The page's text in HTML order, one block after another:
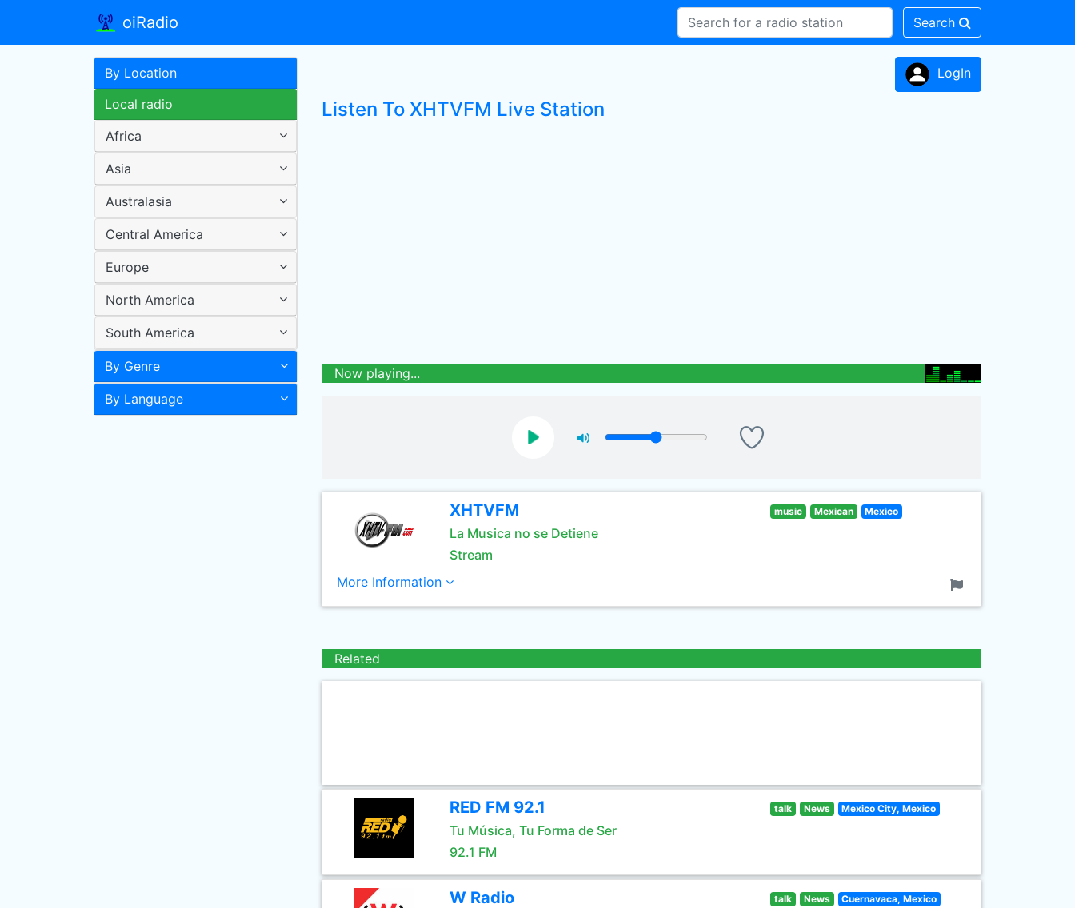
oiRadio Search
By Location
Local radio
Africa
Asia
Australasia
Central America
Europe
North America
South America
By Genre
By Language
LogIn
Listen To XHTVFM Live Station
Now playing...
XHTVFM
La Musica no se Detiene
Stream
music Mexican Mexico
More Information
Related
RED FM 92.1
Tu Música, Tu Forma de Ser
92.1 FM
talk News Mexico City, Mexico
W Radio talk News Cuernavaca, Mexico